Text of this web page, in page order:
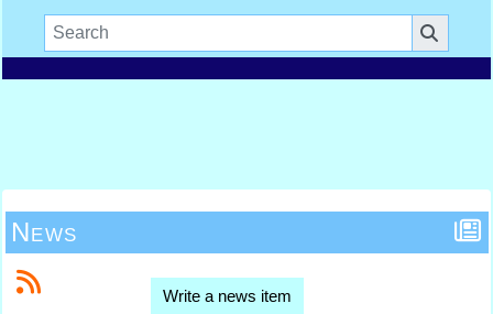
News
Write a news item